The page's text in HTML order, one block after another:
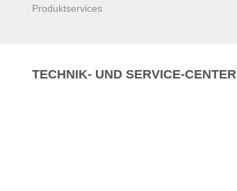
Produktservices
TECHNIK- UND SERVICE-CENTER